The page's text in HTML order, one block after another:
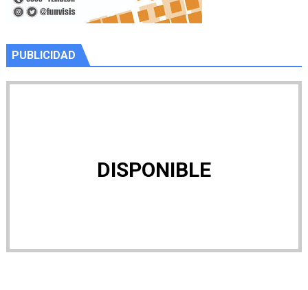
PUBLICIDAD
DISPONIBLE